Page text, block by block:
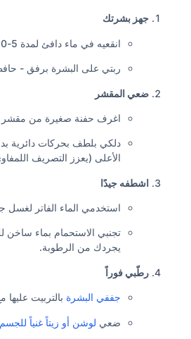
جهز بشرتك
انقعيه في ماء دافئ لمدة 5-10 دقائق لفتح المسام.
ربتي على البشرة برفق -
ضعي المقشر
اغرف حفنة صغيرة من مقشر
دلكي بلطف بحركات دائرية
الأعلى (يعزز التصريف
اشطفه جيدًا
استخدمي الماء الفاتر لغسل
تجنبي الاستحمام بماء ساخن
يجردك من الرطوبة.
رطّبي فوراً
جففي البشرة بالتربيت
ضعي لوشن أو زيتاً غنياً للجسم